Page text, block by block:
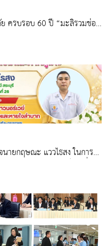
ครบรอบ 60 ปี “มะลิรวมช่อ
ยกฤษณะ แววไธสง ในการใช้
าล ให้เป็นประโยชน์ต่อเพื่อน